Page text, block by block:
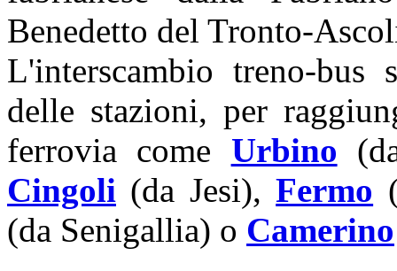
Benedetto del Tronto-
L'interscambio treno-
delle stazioni, per
ferrovia come Urbino
Cingoli (da Jesi),Fermo
(da Senigallia) o Camerino